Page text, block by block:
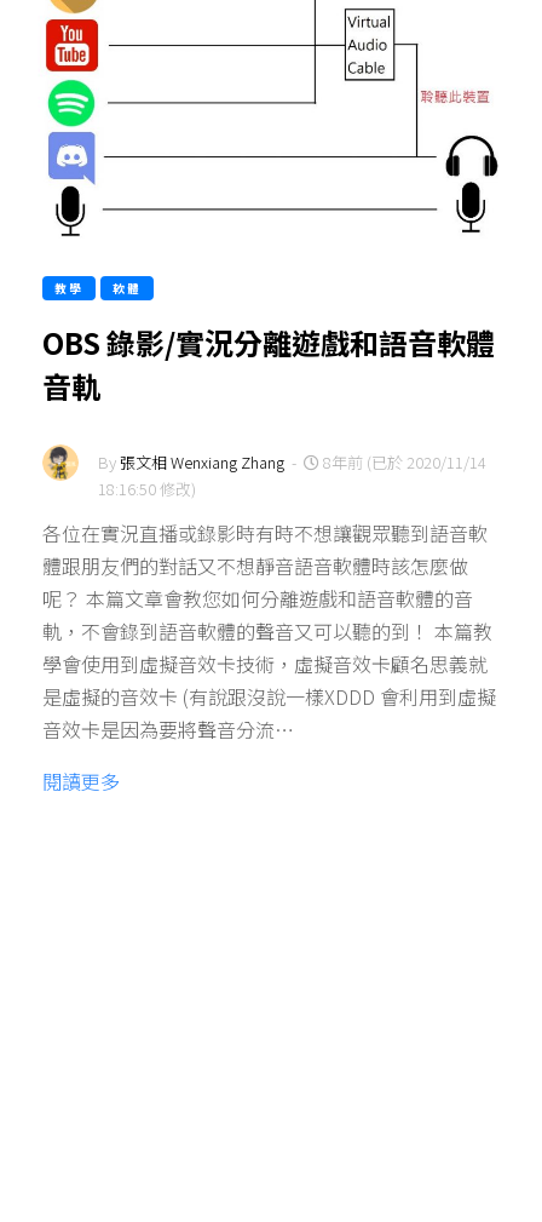
教學 軟體
OBS 錄影/實況分離遊戲和語音軟體
音軌
By張文相 Wenxiang Zhang -
8年前 (已於 2020/11/14
18:16:50 修改)
各位在實況直播或錄影時有時不想讓觀眾聽到語音軟
體跟朋友們的對話又不想靜音語音軟體時該怎麼做
呢？ 本篇文章會教您如何分離遊戲和語音軟體的音
軌，不會錄到語音軟體的聲音又可以聽的到！ 本篇教
學會使用到虛擬音效卡技術，虛擬音效卡顧名思義就
是虛擬的音效卡 (有說跟沒說一樣XDDD 會利用到虛擬
音效卡是因為要將聲音分流…
閱讀更多